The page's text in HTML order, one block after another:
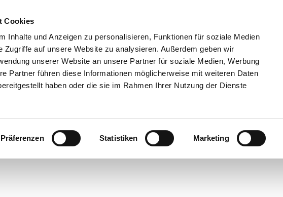
Cookies
Inhalte und Anzeigen zu personalisieren, Funktionen für soziale Medien
Zugriffe auf unsere Website zu analysieren. Außerdem geben wir
unserer Website an unsere Partner für soziale Medien, Werbung
Partner führen diese Informationen möglicherweise mit weiteren Daten
haben oder die sie im Rahmen Ihrer Nutzung der Dienste
Präferenzen Statistiken Marketing
Genuss Suche Veranstaltungen